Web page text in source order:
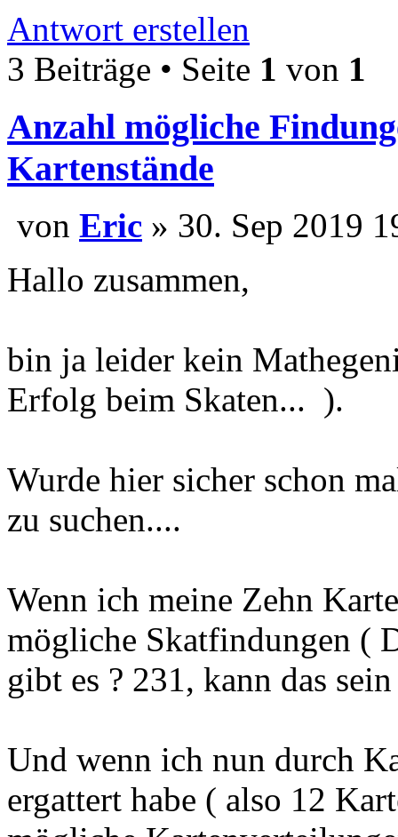
Antwort erstellen
3 Beiträge • Seite 1 von 1
Anzahl mögliche
Kartenstände
vonEric» 30. Sep
Hallo zusammen,
bin ja leider kein
Erfolg beim Skaten...
Wurde hier sicher schon
Wenn ich meine Zehn
mögliche Skatfindungen (
Und wenn ich nun durch